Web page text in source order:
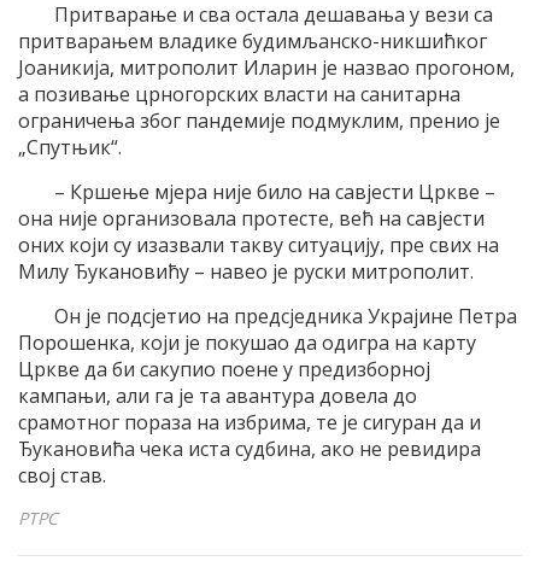
Притварање и сва остала дешавања у вези са
притварањем владике будимљанско-никшићког
Јоаникија, митрополит Иларин је назвао прогоном,
а позивање црногорских власти на санитарна
ограничења због пандемије подмуклим, пренио је
„Спутњик“.
– Кршење мјера није било на савјести Цркве –
она није организовала протесте, већ на савјести
оних који су изазвали такву ситуацију, пре свих на
Милу Ђукановићу – навео је руски митрополит.
Он је подсјетио на предсједника Украјине Петра
Порошенка, који је покушао да одигра на карту
Цркве да би сакупио поене у предизборној
кампањи, али га је та авантура довела до
срамотног пораза на избрима, те је сигуран да и
Ђукановића чека иста судбина, ако не ревидира
свој став.
РТРС